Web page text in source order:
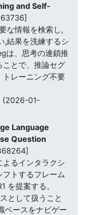
and Self-
な情報を検索し,
,結果を洗練するシ
は、思考の連鎖推
とで、推論セグ
トレーニング不要
(2026-01-
Language
Question
るインタラクシ
フトするフレーム
を提案する。
として扱うこと
ベースをナビゲー